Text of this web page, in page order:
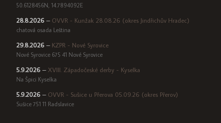
50.6128456N, 14.7894092E
28.8.2026 – OVVR - Kunžak 28.08.26 (okres Jindřichův Hradec)
chatová osada Leština
29.8.2026 – KZPR - Nové Syrovice
Nové Syrovice 675 41 Nové Syrovice
5.9.2026 – XVIII. Západočeské derby - Kyselka
Na Špici Kyselka
5.9.2026 – OVVR - Sušice u Přerova 05.09.26 (okres Přerov)
Sušice 751 11 Radslavice